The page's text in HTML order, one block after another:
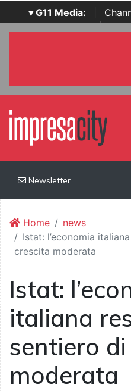
▾ G11 Media:
SecurityOpenLab |
Newsletter
Home
news
Istat: l’economia
crescita moderata
Istat:
italiana
sentiero
moderata